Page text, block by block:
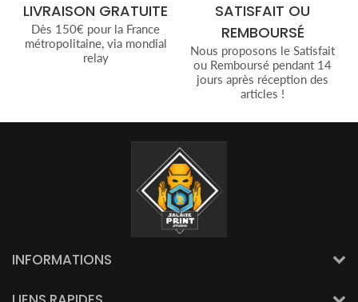
LIVRAISON GRATUITE
Dès 150€ pour la France
métropolitaine, via mondial
relay
SATISFAIT OU
REMBOURSÉ
Nous proposons le Satisfait
ou Remboursé pendant 14
jours après réception des
articles !
INFORMATIONS